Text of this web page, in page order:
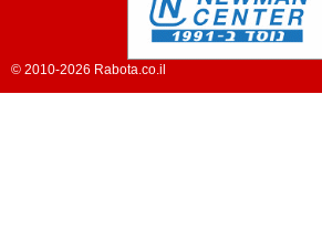
© 2010-2026 Rabota.co.il